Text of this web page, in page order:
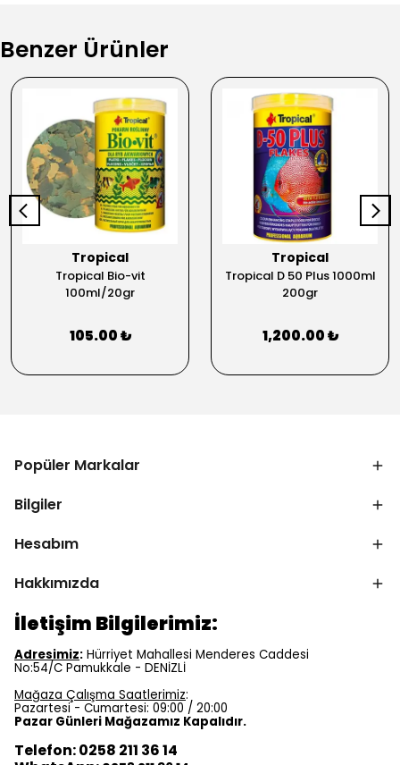
Benzer Ürünler
Tropical
Tropical Bio-vit
100ml/20gr
105.00 ₺
Tropical
Tropical D 50 Plus 1000ml
200gr
1,200.00 ₺
Popüler Markalar
Bilgiler
Hesabım
Hakkımızda
İletişim Bilgilerimiz:
Adresimiz: Hürriyet Mahallesi Menderes Caddesi
No:54/C Pamukkale - DENİZLİ
Mağaza Çalışma Saatlerimiz:
Pazartesi - Cumartesi: 09:00 / 20:00
Pazar Günleri Mağazamız Kapalıdır.
Telefon: 0258 211 36 14